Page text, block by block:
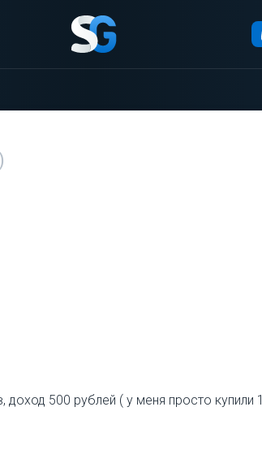
500 рублей ( у меня просто